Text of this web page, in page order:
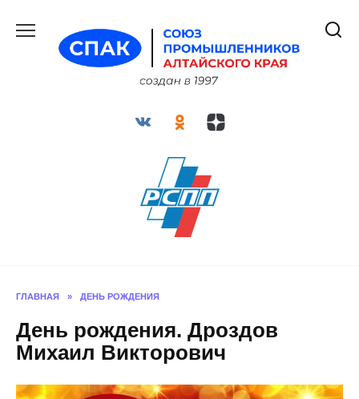
содержанию
ГЛАВНАЯ » ДЕНЬ РОЖДЕНИЯ
День рождения. Дроздов
Михаил Викторович